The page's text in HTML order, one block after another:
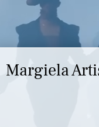
Margiela